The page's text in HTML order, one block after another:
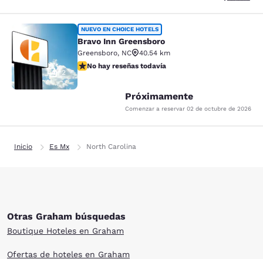
Bravo Inn Greensboro
2
NUEVO EN CHOICE HOTELS
Bravo Inn Greensboro
Greensboro, NC
40.54 km
No hay reseñas todavía
No hay reseñas todavía
Próximamente
Comenzar a reservar 02 de octubre de 2026
Inicio Es Mx North Carolina
Otras Graham búsquedas
Boutique Hoteles en Graham
Ofertas de hoteles en Graham